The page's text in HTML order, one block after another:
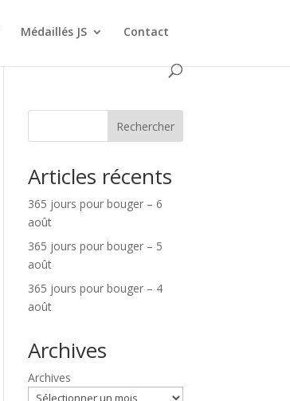
Médaillés JS Contact
Rechercher
Articles récents
365 jours pour bouger – 6
août
365 jours pour bouger – 5
août
365 jours pour bouger – 4
août
Archives
Archives